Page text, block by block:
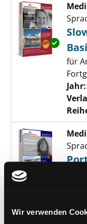
Wir verwenden
für
Jahr: